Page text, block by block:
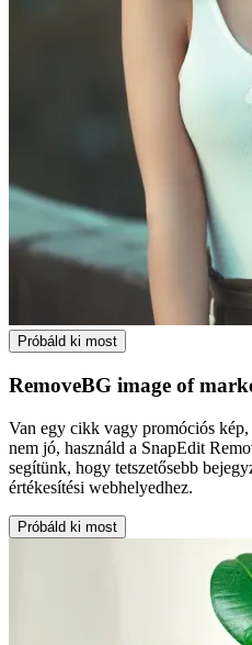
Próbáld ki most
RemoveBG image of
Van egy cikk vagy promóciós
nem jó, használd a SnapEdit
segítünk, hogy tetszetősebb
értékesítési webhelyedhez.
Próbáld ki most